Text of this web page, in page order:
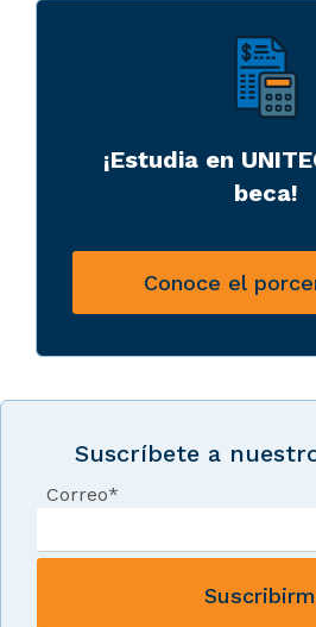
¡Estudia en
beca!
Conoce el
Suscríbete a
Correo*